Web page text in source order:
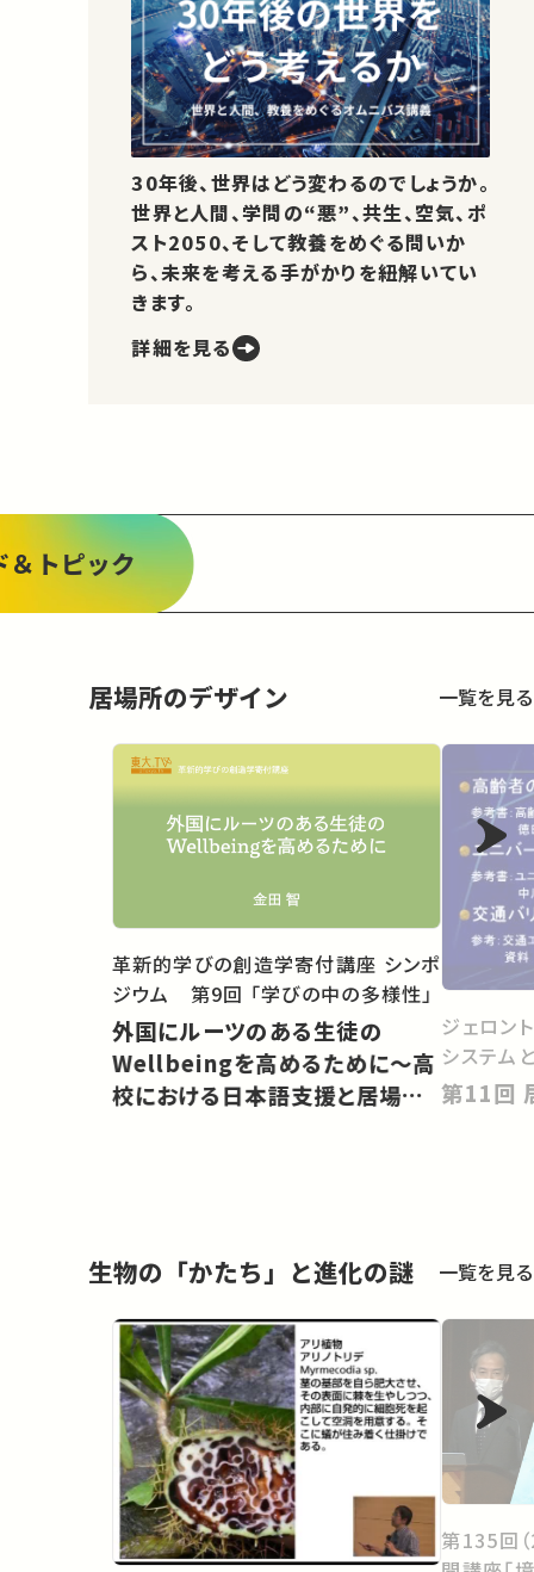
30年後、世界はどう変わるのでしょうか。
世界と人間、学問の“悪”、共生、空気、ポ
スト2050、そして教養をめぐる問いか
ら、未来を考える手がかりを紐解いてい
きます。
詳細を見る
＆トピック
居場所のデザイン 一覧を見る
革新的学びの創造学寄付講座 シンポ
ジウム 第9回 「学びの中の多様性」
外国にルーツのある生徒の
Wellbeingを高めるために〜高
校における日本語支援と居場所
ジェロン
システム
生物の「かたち」と進化の謎 一覧を見る
第135回